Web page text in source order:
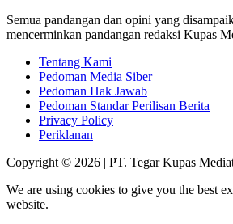
Semua pandangan dan opini yang
mencerminkan pandangan redaksi Kupas
Tentang Kami
Pedoman Media Siber
Pedoman Hak Jawab
Pedoman Standar Perilisan Berita
Privacy Policy
Periklanan
Copyright © 2026 | PT. Tegar Kupas
We are using cookies to give you the best
website.